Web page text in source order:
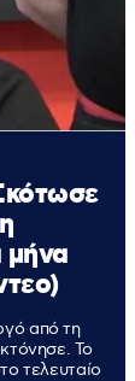
μήνα
από τη
Το
τελευταίο